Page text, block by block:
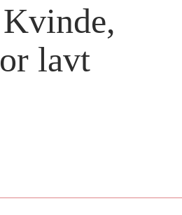
lavt